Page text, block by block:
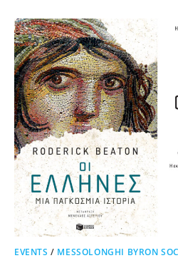
EVENTS / MESSOLONGHI BYRON